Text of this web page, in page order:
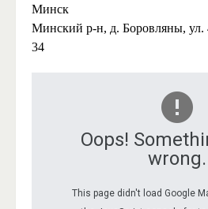
Минск
Минский р-н, д. Боровляны, ул.
34
Oops!
wrong.
This page didn't load Google